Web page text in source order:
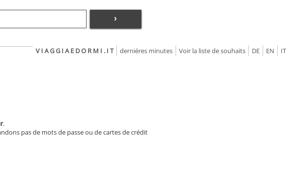
›
IT
EN
DE
Voir la liste de souhaits
derniéres minutes
V I A G G I A E D O R M I . I T
.
pas de mots de passe ou de cartes de crédit